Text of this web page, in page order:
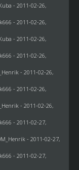
- 2011-02-26,
- 2011-02-26,
- 2011-02-26,
- 2011-02-26,
- 2011-02-26,
- 2011-02-26,
- 2011-02-26,
- 2011-02-27,
- 2011-02-27,
- 2011-02-27,